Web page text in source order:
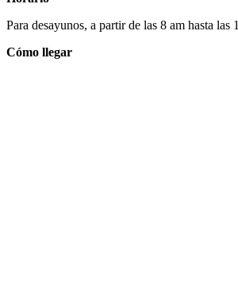
Para desayunos, a partir de las 8 am hasta las
Cómo llegar